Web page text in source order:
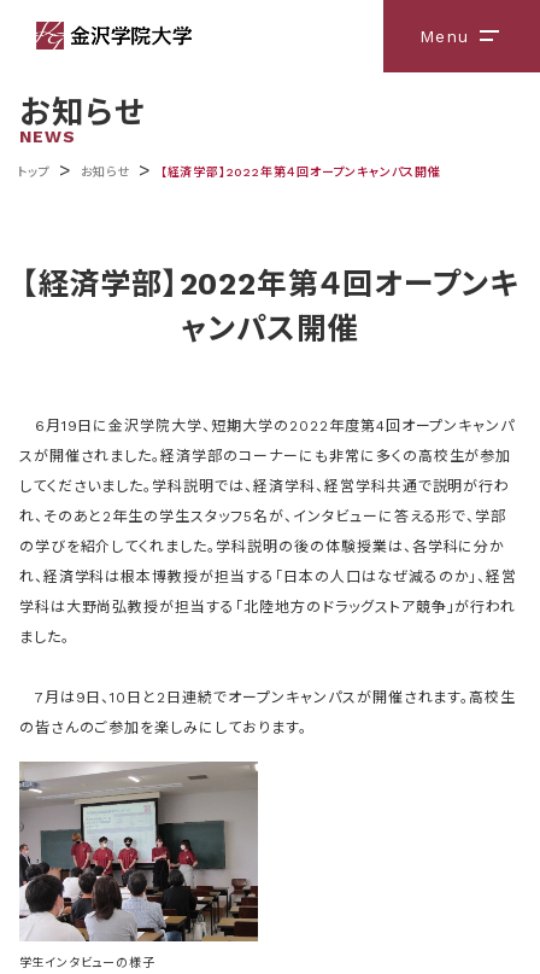
Menu メニ
お知らせ
NEWS
トップ > お知らせ > 【経済学部】2022年第４回オープンキャンパス開催
【経済学部】2022年第４回オープンキ
ャンパス開催
6月19日に金沢学院大学、短期大学の2022年度第4回オープンキャンパ
スが開催されました。経済学部のコーナーにも非常に多くの高校生が参加
してくださいました。学科説明では、経済学科、経営学科共通で説明が行わ
れ、そのあと2年生の学生スタッフ5名が、インタビューに答える形で、学部
の学びを紹介してくれました。学科説明の後の体験授業は、各学科に分か
れ、経済学科は根本博教授が担当する「日本の人口はなぜ減るのか」、経営
学科は大野尚弘教授が担当する「北陸地方のドラッグストア競争」が行われ
ました。
7月は9日、10日と2日連続でオープンキャンパスが開催されます。高校生
の皆さんのご参加を楽しみにしております。
学生インタビューの様子